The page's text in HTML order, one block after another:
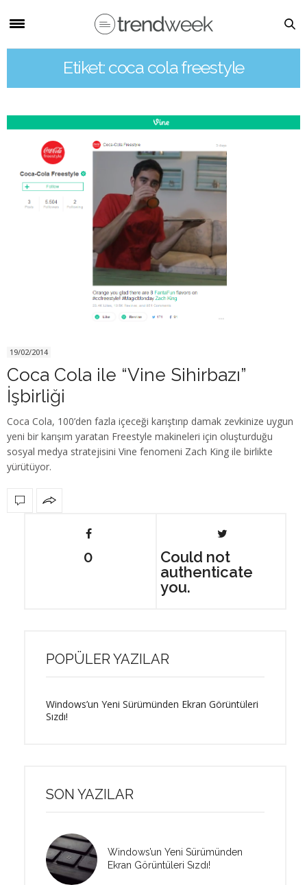
Etiket: coca cola freestyle
19/02/2014
Coca Cola ile “Vine Sihirbazı”
İşbirliği
Coca Cola, 100’den fazla içeceği karıştırıp damak zevkinize uygun
yeni bir karışım yaratan Freestyle makineleri için oluşturduğu
sosyal medya stratejisini Vine fenomeni Zach King ile birlikte
yürütüyor.
0
Could not
authenticate
you.
POPÜLER YAZILAR
Windows’un Yeni Sürümünden Ekran Görüntüleri
Sızdı!
SON YAZILAR
Windows’un Yeni Sürümünden
Ekran Görüntüleri Sızdı!